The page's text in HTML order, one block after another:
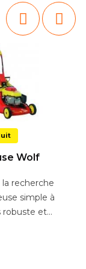
Wolf
recherche
simple à
robuste et